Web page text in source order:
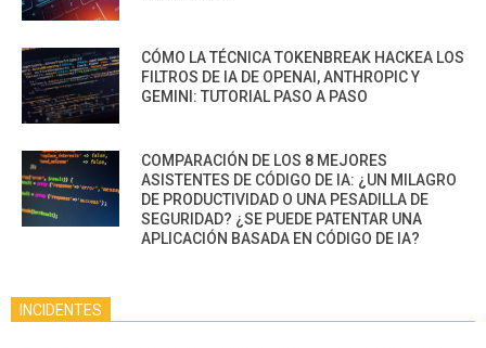
CÓMO LA TÉCNICA TOKENBREAK HACKEA LOS
FILTROS DE IA DE OPENAI, ANTHROPIC Y
GEMINI: TUTORIAL PASO A PASO
COMPARACIÓN DE LOS 8 MEJORES
ASISTENTES DE CÓDIGO DE IA: ¿UN MILAGRO
DE PRODUCTIVIDAD O UNA PESADILLA DE
SEGURIDAD? ¿SE PUEDE PATENTAR UNA
APLICACIÓN BASADA EN CÓDIGO DE IA?
INCIDENTES